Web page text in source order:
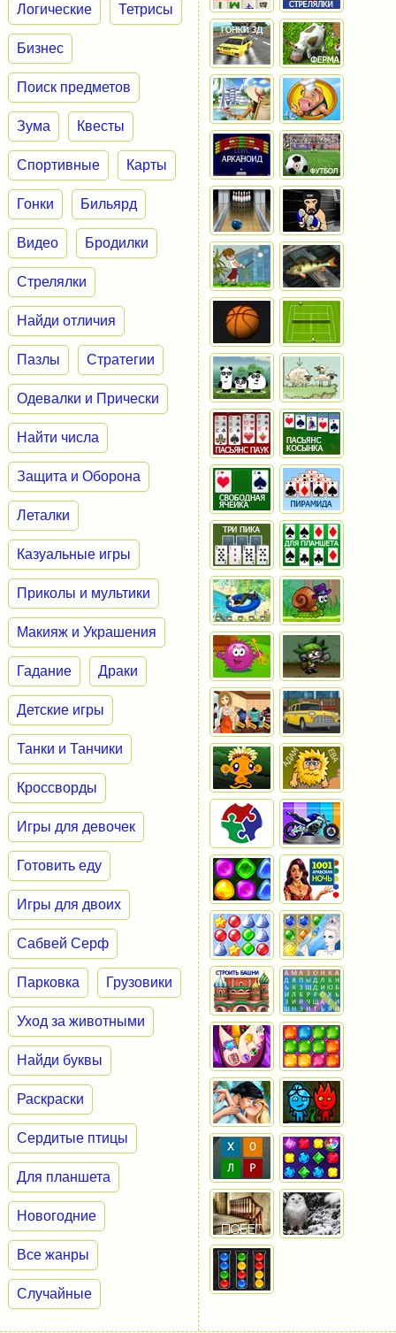
Логические Тетрисы
Бизнес
Поиск предметов
Зума Квесты
Спортивные Карты
Гонки Бильярд
Видео Бродилки
Стрелялки
Найди отличия
Пазлы Стратегии
Одевалки и Прически
Найти числа
Защита и Оборона
Леталки
Казуальные игры
Приколы и мультики
Макияж и Украшения
Гадание Драки
Детские игры
Танки и Танчики
Кроссворды
Игры для девочек
Готовить еду
Игры для двоих
Сабвей Серф
Парковка Грузовики
Уход за животными
Найди буквы
Раскраски
Сердитые птицы
Для планшета
Новогодние
Все жанры
Случайные